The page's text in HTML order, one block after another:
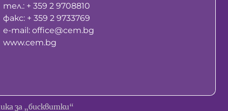
тел.: + 359 2 9708810
факс: + 359 2 9733769
е-mail: office@cem.bg
www.cem.bg
за „бисквитки“